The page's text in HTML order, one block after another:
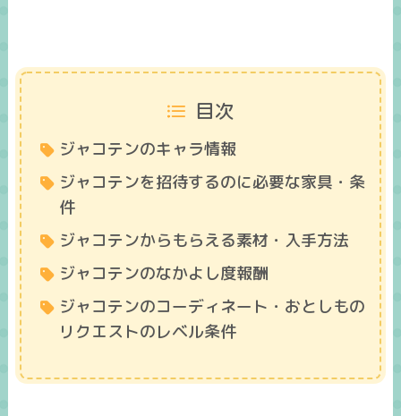
目次
ジャコテンのキャラ情報
ジャコテンを招待するのに必要な家具・条
件
ジャコテンからもらえる素材・入手方法
ジャコテンのなかよし度報酬
ジャコテンのコーディネート・おとしもの
リクエストのレベル条件